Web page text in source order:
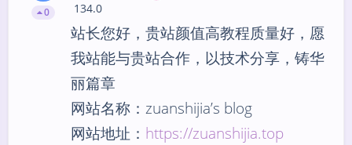
0
134.0
站长您好，贵站颜值高教程质量好，愿
我站能与贵站合作，以技术分享，铸华
丽篇章
网站名称：zuanshijia’s blog
网站地址： https://zuanshijia.top